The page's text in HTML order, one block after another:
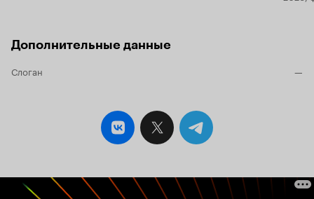
Дополнительные данные
Слоган —